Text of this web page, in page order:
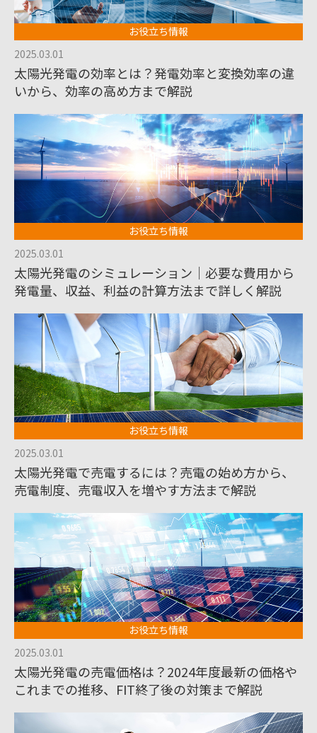
お役立ち情報
2025.03.01
太陽光発電の効率とは？発電効率と変換効率の違
いから、効率の高め方まで解説
お役立ち情報
2025.03.01
太陽光発電のシミュレーション｜必要な費用から
発電量、収益、利益の計算方法まで詳しく解説
お役立ち情報
2025.03.01
太陽光発電で売電するには？売電の始め方から、
売電制度、売電収入を増やす方法まで解説
お役立ち情報
2025.03.01
太陽光発電の売電価格は？2024年度最新の価格や
これまでの推移、FIT終了後の対策まで解説